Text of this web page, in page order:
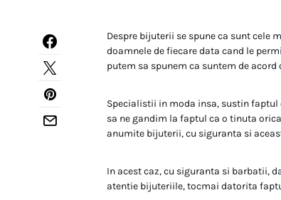
Despre bijuterii se spune ca sunt cele
doamnele de fiecare data cand le
putem sa spunem ca suntem de
Specialistii in moda insa, sustin
sa ne gandim la faptul ca o tinuta
anumite bijuterii, cu siguranta si
In acest caz, cu siguranta si barbatii,
atentie bijuteriile, tocmai datorita